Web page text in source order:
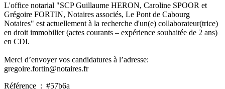
L'office notarial "SCP Guillaume HERON, Caroline SPOOR et
Grégoire FORTIN, Notaires associés, Le Pont de Cabourg
Notaires" est actuellement à la recherche d'un(e) collaborateur(trice)
en droit immobilier (actes courants – expérience souhaitée de 2 ans)
en CDI.
Merci d’envoyer vos candidatures à l’adresse:
gregoire.fortin@notaires.fr
Référence : #57b6a